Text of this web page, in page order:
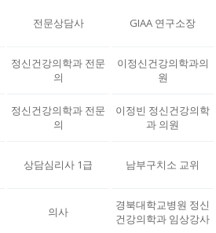
전문상담사 GIAA 연구소장
정신건강의학과 전문
의
이정신건강의학과의
원
정신건강의학과 전문
의
이정빈 정신건강의학
과 의원
상담심리사 1급 남부구치소 교위
의사
경북대학교병원 정신
건강의학과 임상강사